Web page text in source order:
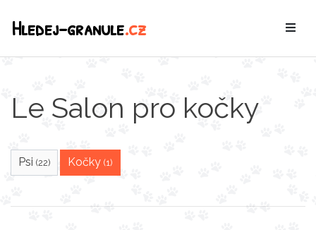
Hledej-granule.cz
Le Salon pro kočky
Psi (22) Kočky (1)